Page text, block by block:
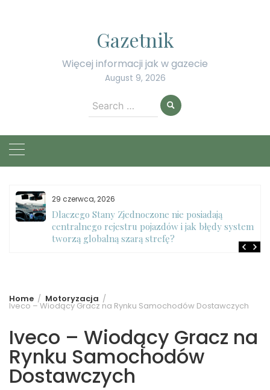
Gazetnik
Więcej informacji jak w gazecie
August 9, 2026
Search
for:
29 czerwca, 2026
Dlaczego Stany Zjednoczone nie posiadają
centralnego rejestru pojazdów i jak błędy systemu
tworzą globalną szarą strefę?
Home Motoryzacja
Iveco – Wiodący Gracz na Rynku Samochodów Dostawczych
Iveco – Wiodący Gracz na
Rynku Samochodów
Dostawczych